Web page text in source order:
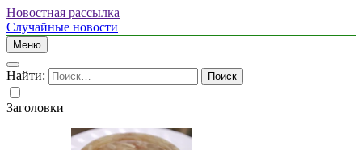
Новостная рассылка
Случайные новости
Меню
Найти:
Заголовки